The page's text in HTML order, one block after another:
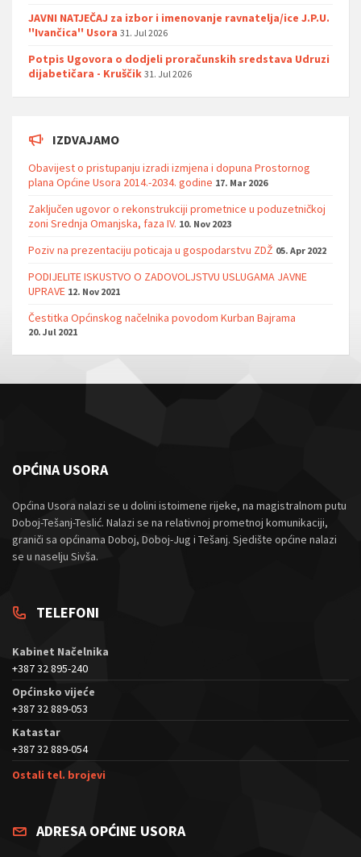
JAVNI NATJEČAJ za izbor i imenovanje ravnatelja/ice J.P.U.
''Ivančica'' Usora 31. Jul 2026
Potpis Ugovora o dodjeli proračunskih sredstava Udruzi
dijabetičara - Kruščik 31. Jul 2026
IZDVAJAMO
Obavijest o pristupanju izradi izmjena i dopuna Prostornog
plana Općine Usora 2014.-2034. godine 17. Mar 2026
Zaključen ugovor o rekonstrukciji prometnice u poduzetničkoj
zoni Srednja Omanjska, faza IV. 10. Nov 2023
Poziv na prezentaciju poticaja u gospodarstvu ZDŽ 05. Apr 2022
PODIJELITE ISKUSTVO O ZADOVOLJSTVU USLUGAMA JAVNE
UPRAVE 12. Nov 2021
Čestitka Općinskog načelnika povodom Kurban Bajrama
20. Jul 2021
OPĆINA USORA
Općina Usora nalazi se u dolini istoimene rijeke, na magistralnom putu
Doboj-Tešanj-Teslić. Nalazi se na relativnoj prometnoj komunikaciji,
graniči sa općinama Doboj, Doboj-Jug i Tešanj. Sjedište općine nalazi
se u naselju Sivša.
TELEFONI
Kabinet Načelnika
+387 32 895-240
Općinsko vijeće
+387 32 889-053
Katastar
+387 32 889-054
Ostali tel. brojevi
ADRESA OPĆINE USORA